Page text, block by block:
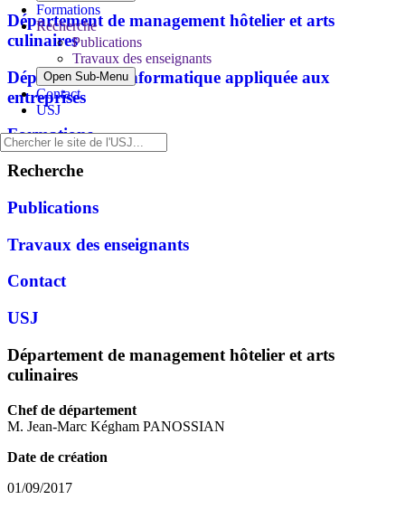
Formations
Recherche
Publications
Travaux des enseignants
Open Sub-Menu
Contact
USJ
Département de management hôtelier et arts
culinaires
Département d'Informatique appliquée aux
entreprises
Formations
Recherche
Publications
Travaux des enseignants
Contact
USJ
Département de management hôtelier et arts
culinaires
Chef de département
M. Jean-Marc Kégham PANOSSIAN
Date de création
01/09/2017